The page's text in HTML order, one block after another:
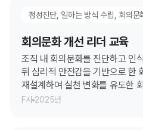
정성진단, 일하는 방식 수립, 회의문
회의문화 개선 리더 교육
조직 내 회의문화를 진단하고 인
뒤 심리적 안전감을 기반으로 한
재설계하여 실천 변화를 유도한
F사 2025년